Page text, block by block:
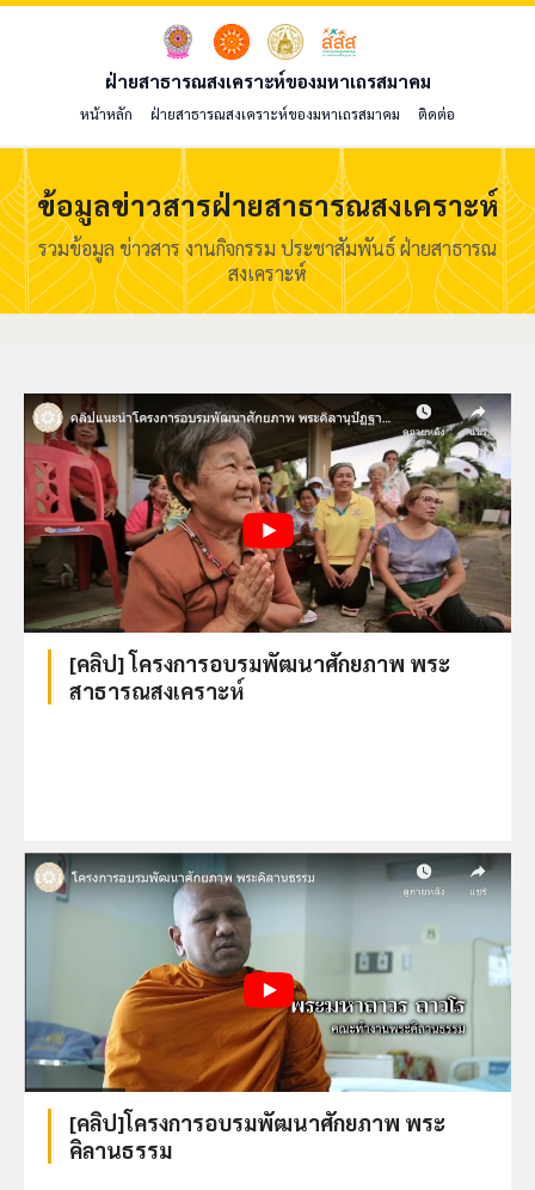
ฝ่ายสาธารณสงเคราะห์ของมหาเถรสมาคม
หน้าหลัก ฝ่ายสาธารณสงเคราะห์ของมหาเถรสมาคม ติดต่อ
ข้อมูลข่าวสารฝ่ายสาธารณสงเคราะห์
รวมข้อมูล ข่าวสาร งานกิจกรรม ประชาสัมพันธ์ ฝ่ายสาธารณ
สงเคราะห์
[คลิป] โครงการอบรมพัฒนาศักยภาพ พระ
สาธารณสงเคราะห์
[คลิป]โครงการอบรมพัฒนาศักยภาพ พระ
คิลานธรรม